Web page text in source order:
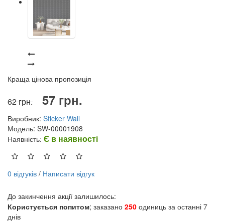
Краща цінова пропозиція
62 грн. 57 грн.
Виробник: Sticker Wall
Модель: SW-00001908
Наявність: Є в наявності
0 відгуків / Написати відгук
До закинчення акції залишилось:
Користується попитом; заказано 250 одиниць за останні 7
днів